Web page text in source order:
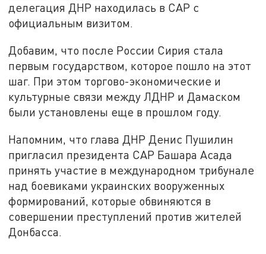
делегация ДНР находилась в САР с
официальным визитом.
Добавим, что после России Сирия стала
первым государством, которое пошло на этот
шаг. При этом торгово-экономические и
культурные связи между ЛДНР и Дамаском
были установлены еще в прошлом году.
Напомним, что глава ДНР Денис Пушилин
пригласил президента САР Башара Асада
принять участие в международном трибунале
над боевиками украинских вооруженных
формирований, которые обвиняются в
совершении преступлений против жителей
Донбасса.